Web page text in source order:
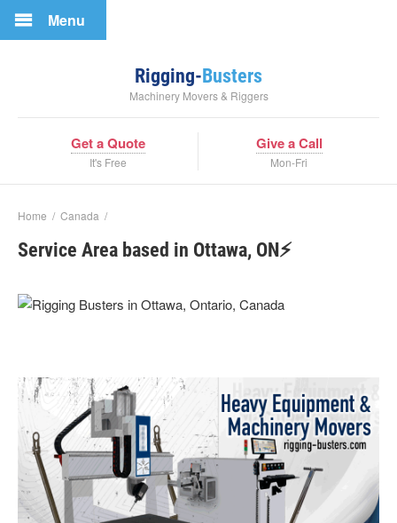
Rigging-Busters
Machinery Movers & Riggers
Menu
Get a Quote
It's Free
Give a Call
Mon-Fri
Home / Canada /
Service Area based in Ottawa, ON⚡